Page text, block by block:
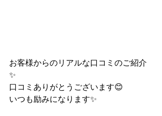
お客様からのリアルな口コミのご紹介
✨
口コミありがとうございます😊
いつも励みになります✨